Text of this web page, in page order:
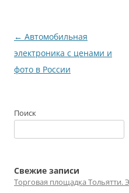
Навигация
по
записям
← Автомобильная
электроника с ценами и
фото в России
Поиск
Свежие записи
Торговая площадка Тольятти.